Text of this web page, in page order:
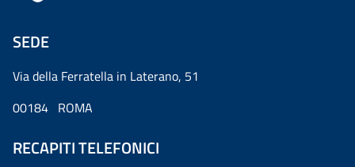
SEDE
Via della Ferratella in Laterano, 51
00184 ROMA
RECAPITI TELEFONICI